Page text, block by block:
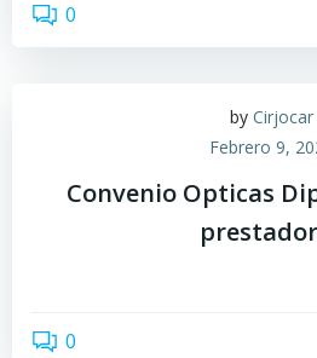
0
by Cirjocar
Febrero 9,
Convenio Opticas
0